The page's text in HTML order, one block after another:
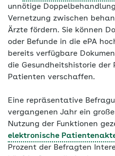
unnötige
Vernetzung zwischen
Ärzte fördern. Sie können
oder Befunde in die ePA
bereits verfügbare
die Gesundheitshistorie der
Patienten verschaffen.
Eine repräsentative
vergangenen Jahr ein
Nutzung der Funktionen
elektronische
Prozent der Befragten